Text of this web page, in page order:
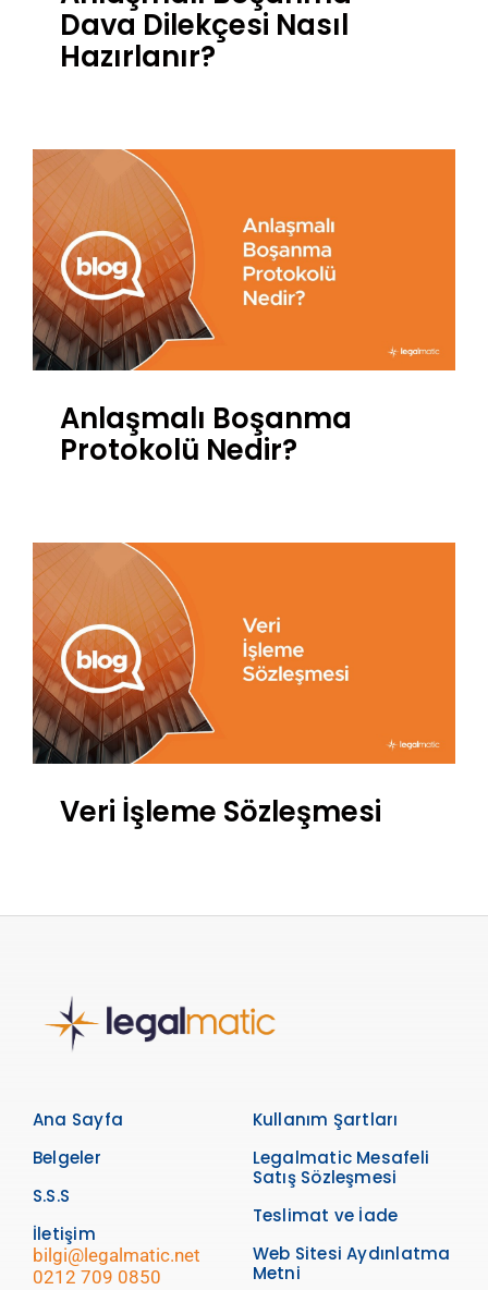
Dava Dilekçesi Nasıl
Hazırlanır?
Anlaşmalı Boşanma
Protokolü Nedir?
Veri İşleme Sözleşmesi
Ana Sayfa
Belgeler
S.S.S
İletişim
bilgi@legalmatic.net
0212 709 0850
Kullanım Şartları
Legalmatic Mesafeli
Satış Sözleşmesi
Teslimat ve İade
Web Sitesi Aydınlatma
Metni